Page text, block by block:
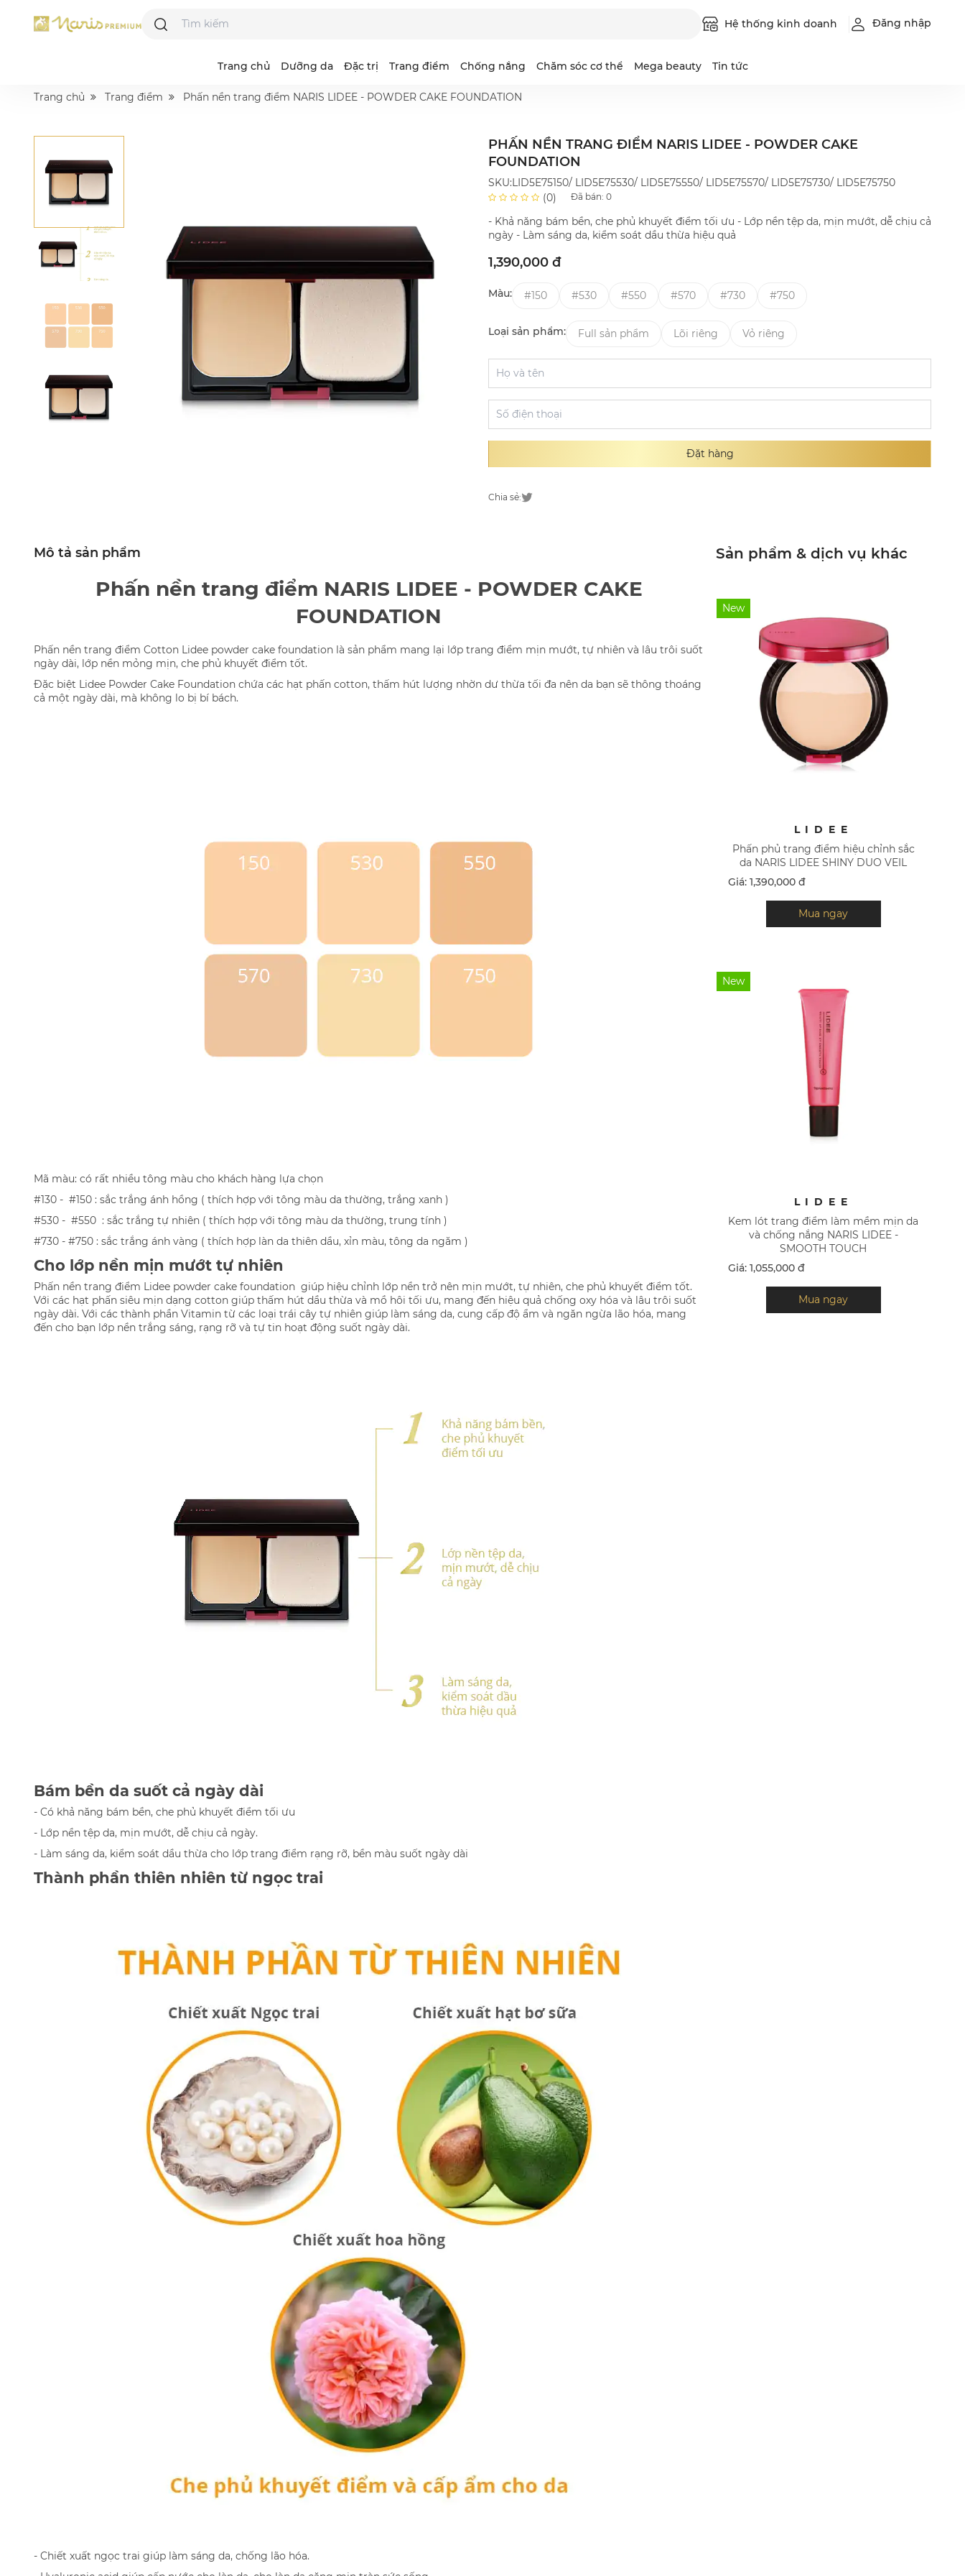
Hệ thống kinh doanh Đăng nhập
Trang chủ Dưỡng da
Selgrace
Luque
Đặc trị
Intimilli Oil in Creme
Intimilli
Trang điểm
Coeor
Chống nắng Chăm sóc cơ thể
PFB
Mega beauty Tin tức
Trang chủ Trang điểm Phấn nền trang điểm NARIS LIDEE - POWDER CAKE FOUNDATION
PHẤN NỀN TRANG ĐIỂM NARIS LIDEE - POWDER CAKE
FOUNDATION
SKU:LID5E75150/ LID5E75530/ LID5E75550/ LID5E75570/ LID5E75730/ LID5E75750
(0)
Đã bán: 0
- Khả năng bám bền, che phủ khuyết điểm tối ưu - Lớp nền tệp da, mịn mướt, dễ chịu cả
ngày - Làm sáng da, kiểm soát dầu thừa hiệu quả
1,390,000 đ
Màu: #150 #530 #550 #570 #730 #750
Loại sản phẩm: Full sản phẩm Lõi riêng Vỏ riêng
Đặt hàng
Chia sẻ:
Mô tả sản phẩm
Phấn nền trang điểm NARIS LIDEE - POWDER CAKE
FOUNDATION
Phấn nền trang điểm Cotton Lidee powder cake foundation là sản phẩm mang lại lớp trang điểm mịn mướt, tự nhiên và lâu trôi suốt
ngày dài, lớp nền mỏng mịn, che phủ khuyết điểm tốt.
Đặc biệt Lidee Powder Cake Foundation chứa các hạt phấn cotton, thấm hút lượng nhờn dư thừa tối đa nên da bạn sẽ thông thoáng
cả một ngày dài, mà không lo bị bí bách.
Mã màu: có rất nhiều tông màu cho khách hàng lựa chọn
#130 - #150 : sắc trắng ánh hồng ( thích hợp với tông màu da thường, trắng xanh )
#530 - #550 : sắc trắng tự nhiên ( thích hợp với tông màu da thường, trung tính )
#730 - #750 : sắc trắng ánh vàng ( thích hợp làn da thiên dầu, xỉn màu, tông da ngăm )
Cho lớp nền mịn mướt tự nhiên
Phấn nền trang điểm Lidee powder cake foundation giúp hiệu chỉnh lớp nền trở nên mịn mướt, tự nhiên, che phủ khuyết điểm tốt.
Với các hạt phấn siêu mịn dạng cotton giúp thấm hút dầu thừa và mồ hôi tối ưu, mang đến hiệu quả chống oxy hóa và lâu trôi suốt
ngày dài. Với các thành phần Vitamin từ các loại trái cây tự nhiên giúp làm sáng da, cung cấp độ ẩm và ngăn ngừa lão hóa, mang
đến cho bạn lớp nền trắng sáng, rạng rỡ và tự tin hoạt động suốt ngày dài.
Bám bền da suốt cả ngày dài
- Có khả năng bám bền, che phủ khuyết điểm tối ưu
- Lớp nền tệp da, mịn mướt, dễ chịu cả ngày.
- Làm sáng da, kiểm soát dầu thừa cho lớp trang điểm rạng rỡ, bền màu suốt ngày dài
Thành phần thiên nhiên từ ngọc trai
- Chiết xuất ngọc trai giúp làm sáng da, chống lão hóa.
Sản phẩm & dịch vụ khác
New
LIDEE
Phấn phủ trang điểm hiệu chỉnh sắc
da NARIS LIDEE SHINY DUO VEIL
Giá: 1,390,000 đ
Mua ngay
New
LIDEE
Kem lót trang điểm làm mềm mịn da
và chống nắng NARIS LIDEE -
SMOOTH TOUCH
Giá: 1,055,000 đ
Mua ngay